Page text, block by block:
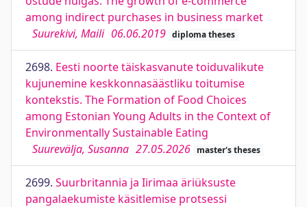
among indirect purchases in business market
Suurekivi, Maili 06.06.2019 diploma theses
2698. Eesti noorte täiskasvanute toiduvalikute
kujunemine keskkonnasäästliku toitumise
kontekstis. The Formation of Food Choices
among Estonian Young Adults in the Context of
Environmentally Sustainable Eating
Suurevälja, Susanna 27.05.2026 master's theses
2699. Suurbritannia ja Iirimaa äriüksuste
pangalaekumiste käsitlemise protsessi